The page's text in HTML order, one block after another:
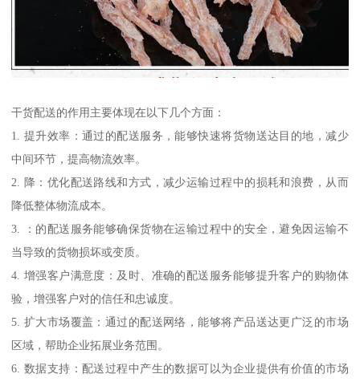
干货配送的作用主要体现在以下几个方面：
1. 提升效率：通过的配送服务，能够快速将货物送达目的地，减少
中间环节，提高物流效率。
2. 降：优化配送路线和方式，减少运输过程中的损耗和浪费，从而
降低整体物流成本。
3. ：的配送服务能够确保货物在运输过程中的安全，避免因运输不
当导致的货物损坏或变质。
4. 增强客户满意度：及时、准确的配送服务能够提升客户的购物体
验，增强客户对的信任和忠诚度。
5. 扩大市场覆盖：通过的配送网络，能够将产品送达更广泛的市场
区域，帮助企业拓展业务范围。
6. 数据支持：配送过程中产生的数据可以为企业提供有价值的市场